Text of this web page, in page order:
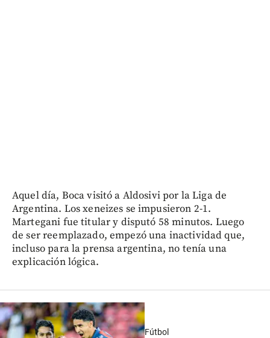
Aquel día, Boca visitó a Aldosivi por la Liga de
Argentina. Los xeneizes se impusieron 2-1.
Martegani fue titular y disputó 58 minutos. Luego
de ser reemplazado, empezó una inactividad que,
incluso para la prensa argentina, no tenía una
explicación lógica.
Fútbol